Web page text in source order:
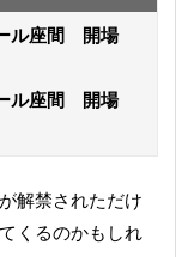
ル座間 開場
ル座間 開場
くるのかもしれ